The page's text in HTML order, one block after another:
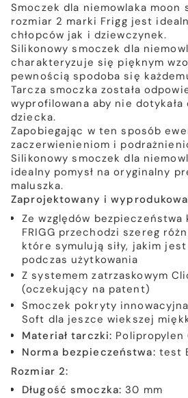
Smoczek dla niemowlaka moon
rozmiar 2 marki Frigg jest
chłopców jak i dziewczynek.
Silikonowy smoczek dla
charakteryzuje się pięknym
pewnością spodoba się
Tarcza smoczka została
wyprofilowana aby nie
dziecka.
Zapobiegając w ten sposób
zaczerwienieniom i
Silikonowy smoczek dla
idealny pomysł na oryginalny
maluszka.
Zaprojektowany i
Ze względów bezpieczeństwa
FRIGG przechodzi szereg
które symulują siły, jakim
podczas użytkowania
Z systemem zatrzaskowym
(oczekujący na patent)
Smoczek pokryty
Soft dla jeszce wiekszej
Materiał tarczki: Polipropylen
Norma bezpieczeństwa: test
Rozmiar 2:
Długość smoczka: 30 mm